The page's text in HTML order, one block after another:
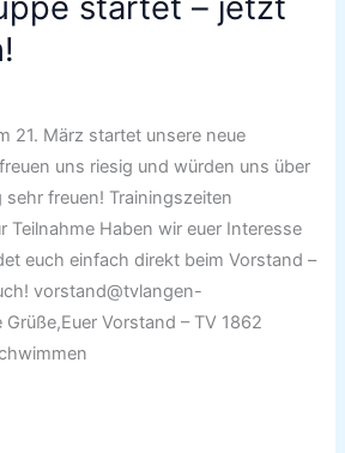
21. März startet unsere neue
uns riesig und würden uns über
sehr freuen! Trainingszeiten
Teilnahme Haben wir euer Interesse
euch einfach direkt beim Vorstand –
vorstand@tvlangen-
Vorstand – TV 1862